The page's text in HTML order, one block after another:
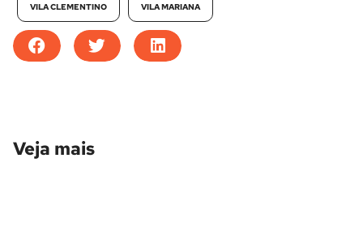
VILA CLEMENTINO VILA MARIANA
Veja mais